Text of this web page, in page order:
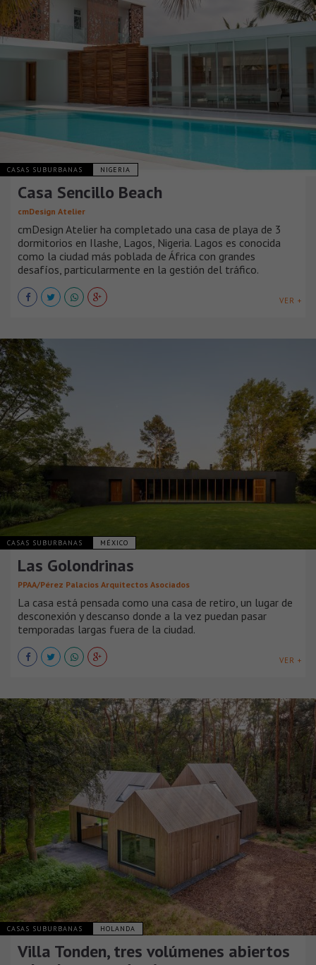
CASAS SUBURBANAS NIGERIA
Casa Sencillo Beach
cmDesign Atelier
cmDesign Atelier ha completado una casa de playa de 3
dormitorios en Ilashe, Lagos, Nigeria. Lagos es conocida
como la ciudad más poblada de África con grandes
desafíos, particularmente en la gestión del tráfico.
VER +
CASAS SUBURBANAS MÉXICO
Las Golondrinas
PPAA/Pérez Palacios Arquitectos Asociados
La casa está pensada como una casa de retiro, un lugar de
desconexión y descanso donde a la vez puedan pasar
temporadas largas fuera de la ciudad.
VER +
CASAS SUBURBANAS HOLANDA
Villa Tonden, tres volúmenes abiertos